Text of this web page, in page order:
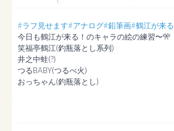
#ラフ見せます#アナログ#鉛筆画#鶴江が来る
今日も鶴江が来る！のキャラの絵の練習〜🎌
笑福亭鶴江(釣瓶落とし系列)
井之中蛙(?)
つるBABY(つるべ火)
おっちゃん(釣瓶落とし)